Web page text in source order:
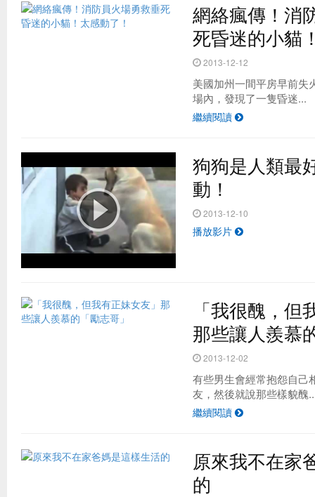
網絡瘋傳！消
死昏迷的小貓
2013-12-12
美國加州一間平房早前失
場內，發現了一隻昏迷...
繼續閱讀
狗狗是人類最
動！
2013-12-10
播放影片
「我很醜，
那些讓人羨慕
2013-12-02
有些男生會經常抱怨自己
友，然後就說那些樣貌醜
繼續閱讀
原來我不在家
的